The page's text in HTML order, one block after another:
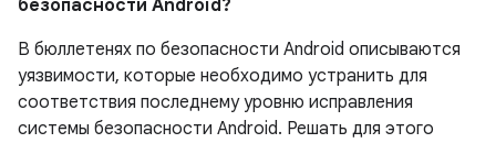
безопасности Android?
В бюллетенях по безопасности Android описываются
уязвимости, которые необходимо устранить для
соответствия последнему уровню исправления
системы безопасности Android. Решать для этого